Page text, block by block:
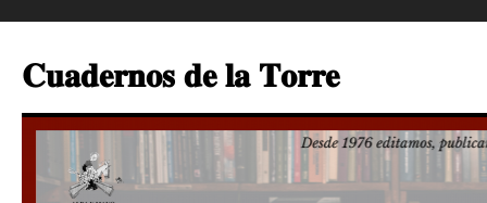
contenido
𝐂𝐮𝐚𝐝𝐞𝐫𝐧𝐨𝐬 𝐝𝐞 𝐥𝐚 𝐓𝐨𝐫𝐫𝐞